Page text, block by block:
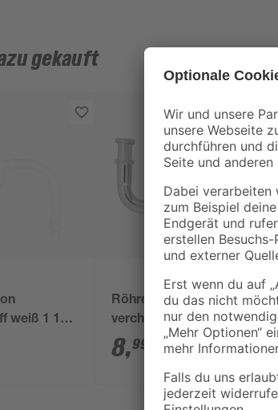
gekauft
weiß 1 1/2'
Röhrensiphon
verchromt 1 1/4" x 32
mm
8,99